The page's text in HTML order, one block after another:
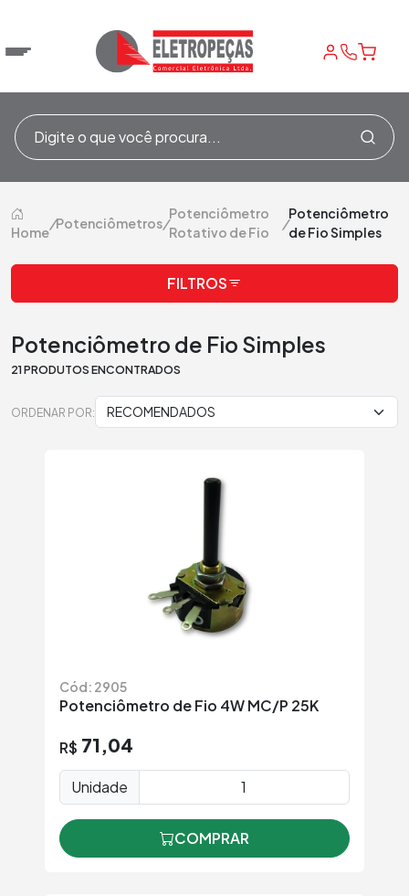
Home
/Potenciômetros/
Potenciômetro
Rotativo de Fio
/
Potenciômetro
de Fio Simples
FILTROS
Potenciômetro de Fio Simples
21 PRODUTOS ENCONTRADOS
ORDENAR POR:
Cód: 2905
Potenciômetro de Fio 4W MC/P 25K
R$ 71,04
Unidade
COMPRAR